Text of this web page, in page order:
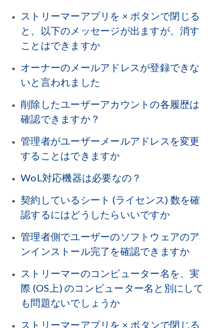
ストリーマーアプリを × ボタンで閉じる
と、以下のメッセージが出ますが、消す
ことはできますか
オーナーのメールアドレスが登録できな
いと言われました
削除したユーザーアカウントの各履歴は
確認できますか？
管理者がユーザーメールアドレスを変更
することはできますか
WoL対応機器は必要なの？
契約しているシート (ライセンス) 数を確
認するにはどうしたらいいですか
管理者側でユーザーのソフトウェアのア
ンインストール完了を確認できますか
ストリーマーのコンピューター名を、実
際 (OS上) のコンピューター名と別にして
も問題ないでしょうか
ストリーマーアプリを × ボタンで閉じる